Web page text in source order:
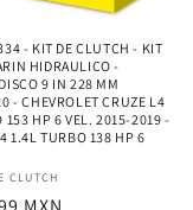
- KIT DE CLUTCH - KIT
HIDRAULICO -
9 IN 228 MM
- CHEVROLET CRUZE L4
153 HP 6 VEL. 2015-2019 -
1.4L TURBO 138 HP 6
CLUTCH